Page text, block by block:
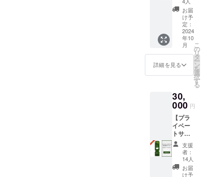
すこと
ご了承
くださ
い。
ざいま
す。
ケッ
ト】 宿
泊割引
コード
18,000
円分 ・
「log&s
auna 和
-
nagomi,
ma- 」
での宿
泊予約
時にご
利用い
ただけ
ます。
・3000
円割引
でご利
用いた
お届
け予
定：
2024
年10
月
詳細を見る
こ
の
リ
タ
ー
ン
を
選
択
す
る
30,
000 円
【プラ
イベー
トサウ
ナ＆宿
泊先行
割引チ
ケッ
ト】 宿
支援
者：
14人
お届
け予